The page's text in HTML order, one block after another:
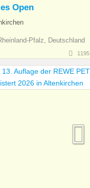
Open
Pfalz, Deutschland
1195